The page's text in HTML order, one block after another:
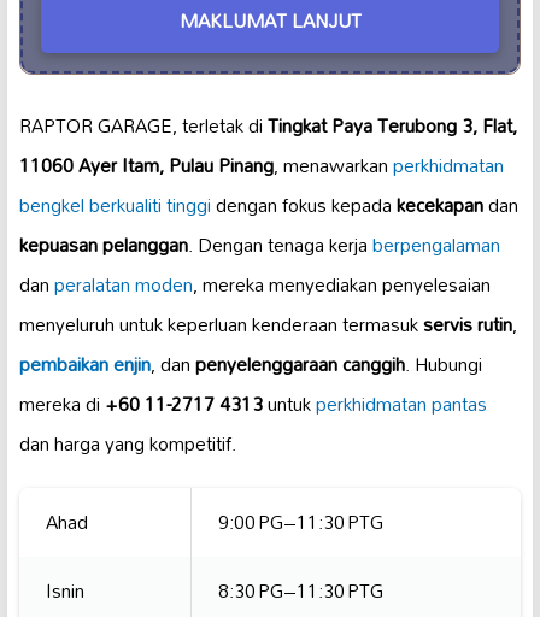
MAKLUMAT LANJUT
RAPTOR GARAGE, terletak diTingkat Paya Terubong 3, Flat,
11060 Ayer Itam, Pulau Pinang, menawarkanperkhidmatan
bengkelberkualiti tinggidengan fokus kepadakecekapandan
kepuasan pelanggan. Dengan tenaga kerjaberpengalaman
danperalatan moden, mereka menyediakan penyelesaian
menyeluruh untuk keperluan kenderaan termasukservis rutin,
pembaikan enjin, danpenyelenggaraan canggih. Hubungi
mereka di+60 11-2717 4313untukperkhidmatan pantas
dan harga yang kompetitif.
Ahad
9:00 PG–11:30 PTG
Isnin
8:30 PG–11:30 PTG